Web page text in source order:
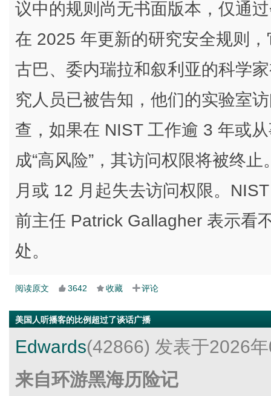
议中的规则尚无书面版本，仅通
在 2025 年更新的研究安全规则
古巴、委内瑞拉和叙利亚的科学
究人员已被告知，他们的实验室
查，如果在 NIST 工作逾 3 年或
成“高风险”，其访问权限将被终
月或 12 月起失去访问权限。
前主任 Patrick Gallagher 表示看
处。
阅读原文 3642 收藏 评论
美国人听播客的比例超过了谈话广播
Edwards(42866) 发表于2026
来自环游黑海历险记